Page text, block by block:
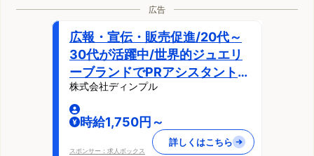
広告
広報・宣伝・販売促進/20代～
30代が活躍中/世界的ジュエリ
ーブランドでPRアシスタント職
@銀座/東京都/中央区
株式会社ディンプル
時給1,750円～
スポンサー：求人ボックス
詳しくはこちら